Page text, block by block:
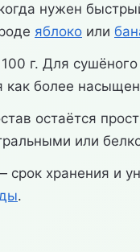
нужен
яблоко или
г. Для
как более
остаётся
или
хранения и
.